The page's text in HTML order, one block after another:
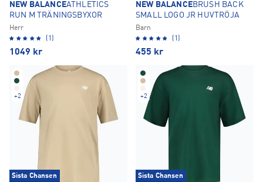
NEW BALANCEATHLETICS
RUN M TRÄNINGSBYXOR
Herr
(1)
1049 kr
NEW BALANCEBRUSH BACK
SMALL LOGO JR HUVTRÖJA
Barn
(1)
455 kr
+2
Sista Chansen
+2
Sista Chansen